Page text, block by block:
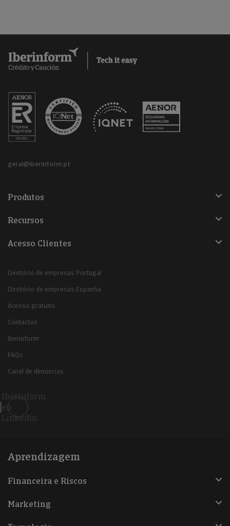
geral@iberinform.pt
Produtos
Recursos
Acesso Clientes
Diretório de empresas Portugal
Diretório de empresas Espanha
Acesso gratuito
Contactos
Iberinform
FAQs
Canal de denúncias
Iberinform
en
Linkedin
Aprendizagem
Financeira e Riscos
Marketing